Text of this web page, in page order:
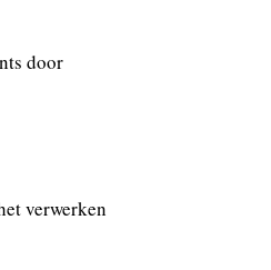
door
verwerken